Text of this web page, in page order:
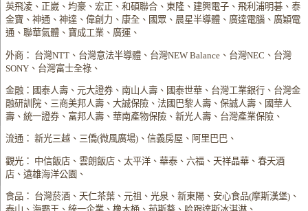
英飛凌、正崴、均豪、宏正、和碩聯合、東隆、建興電子、飛利浦明碁、泰
金寶、神通、神達、偉創力、康全、國眾、晨星半導體、廣達電腦、廣穎電
通、聯華氣體、寶成工業、廣運、
外商： 台灣NTT、台灣意法半導體、台灣NEW Balance、台灣NEC、台灣
SONY、台灣富士全祿、
金融：國泰人壽、元大證券、南山人壽、國泰世華、台灣工業銀行、台灣金
融研訓院、三商美邦人壽、大誠保險、法國巴黎人壽、保誠人壽、國華人
壽、統一證券、富邦人壽、華南產物保險、新光人壽、台灣產業保險、
流通： 新光三越、三僑(微風廣場)、信義房屋、阿里巴巴、
觀光： 中信飯店、雲朗飯店、太平洋、華泰、六福、天祥晶華、春天酒
店、遠雄海洋公園、
食品： 台灣菸酒、天仁茶葉、元祖、光泉、新東陽、安心食品(摩斯漢堡)、